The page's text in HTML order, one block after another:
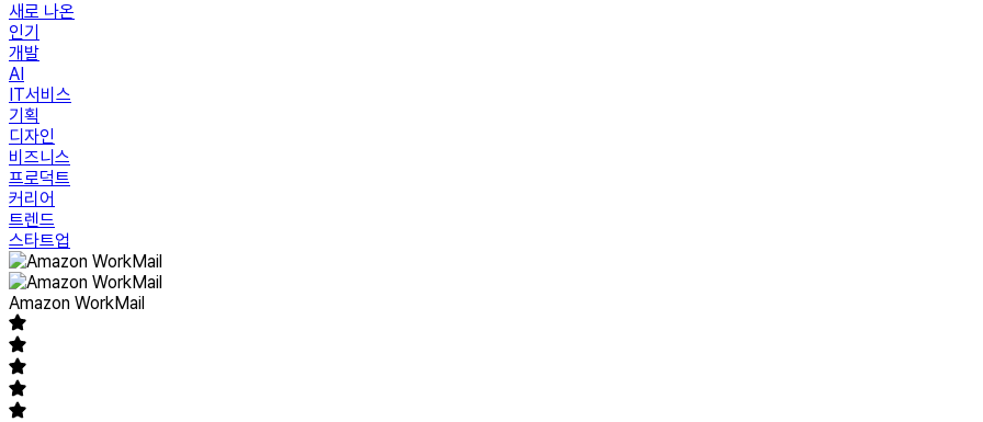
새로 나온
인기
개발
AI
IT서비스
기획
디자인
비즈니스
프로덕트
커리어
트렌드
스타트업
Amazon WorkMail